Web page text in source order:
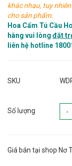
khác nhau, tuy
cho sản phẩm.
Hoa Cẩm Tú Cầu
hàng vui lòng đặt
liên hệ hotline
SKU
Số lượng -
Giá bán tại shop Nơ